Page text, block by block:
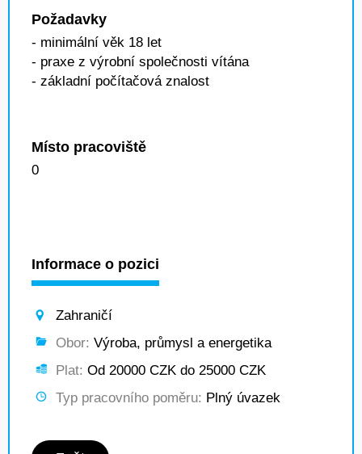
Požadavky
- minimální věk 18 let
- praxe z výrobní společnosti vítána
- základní počítačová znalost
Místo pracoviště
0
Informace o pozici
Zahraničí
Obor: Výroba, průmysl a energetika
Plat: Od 20000 CZK do 25000 CZK
Typ pracovního poměru: Plný úvazek